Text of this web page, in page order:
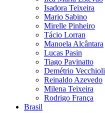
Isadora Teixeira
Mario Sabino
Mirelle Pinheiro
Tácio Lorran
Manoela Alcântara
Lucas Pasin
Tiago Pavinatto
Demétrio Vecchioli
Reinaldo Azevedo
Milena Teixeira
Rodrigo França
Brasil